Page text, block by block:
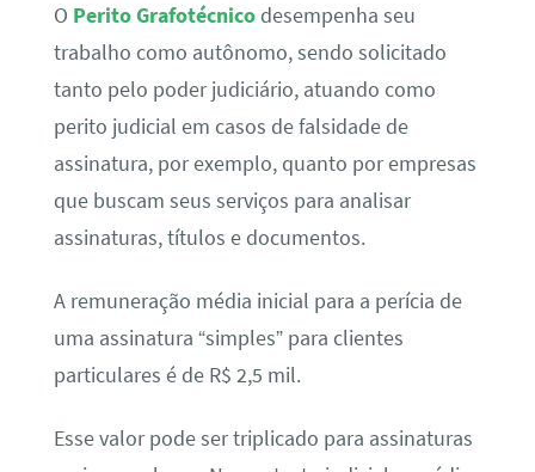
O Perito Grafotécnicodesempenha seu
trabalho como autônomo, sendo solicitado
tanto pelo poder judiciário, atuando como
perito judicial em casos de falsidade de
assinatura, por exemplo, quanto por empresas
que buscam seus serviços para analisar
assinaturas, títulos e documentos.
A remuneração média inicial para a perícia de
uma assinatura “simples” para clientes
particulares é de R$ 2,5 mil.
Esse valor pode ser triplicado para assinaturas